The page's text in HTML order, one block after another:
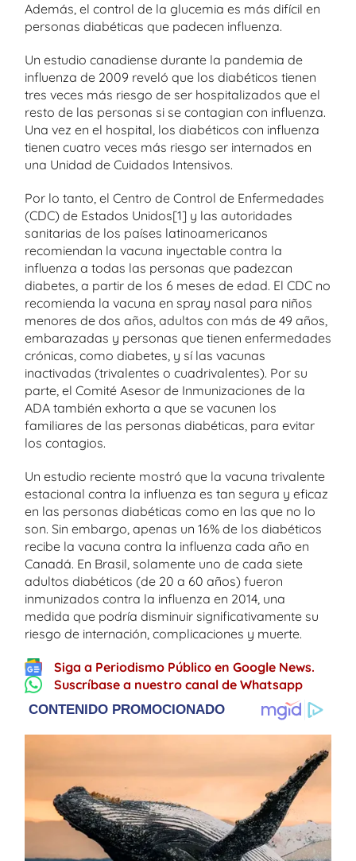
Además, el control de la glucemia es más difícil en
personas diabéticas que padecen influenza.
Un estudio canadiense durante la pandemia de
influenza de 2009 reveló que los diabéticos tienen
tres veces más riesgo de ser hospitalizados que el
resto de las personas si se contagian con influenza.
Una vez en el hospital, los diabéticos con influenza
tienen cuatro veces más riesgo ser internados en
una Unidad de Cuidados Intensivos.
Por lo tanto, el Centro de Control de Enfermedades
(CDC) de Estados Unidos[1] y las autoridades
sanitarias de los países latinoamericanos
recomiendan la vacuna inyectable contra la
influenza a todas las personas que padezcan
diabetes, a partir de los 6 meses de edad. El CDC no
recomienda la vacuna en spray nasal para niños
menores de dos años, adultos con más de 49 años,
embarazadas y personas que tienen enfermedades
crónicas, como diabetes, y sí las vacunas
inactivadas (trivalentes o cuadrivalentes). Por su
parte, el Comité Asesor de Inmunizaciones de la
ADA también exhorta a que se vacunen los
familiares de las personas diabéticas, para evitar
los contagios.
Un estudio reciente mostró que la vacuna trivalente
estacional contra la influenza es tan segura y eficaz
en las personas diabéticas como en las que no lo
son. Sin embargo, apenas un 16% de los diabéticos
recibe la vacuna contra la influenza cada año en
Canadá. En Brasil, solamente uno de cada siete
adultos diabéticos (de 20 a 60 años) fueron
inmunizados contra la influenza en 2014, una
medida que podría disminuir significativamente su
riesgo de internación, complicaciones y muerte.
Siga a Periodismo Público en Google News.
Suscríbase a nuestro canal de Whatsapp